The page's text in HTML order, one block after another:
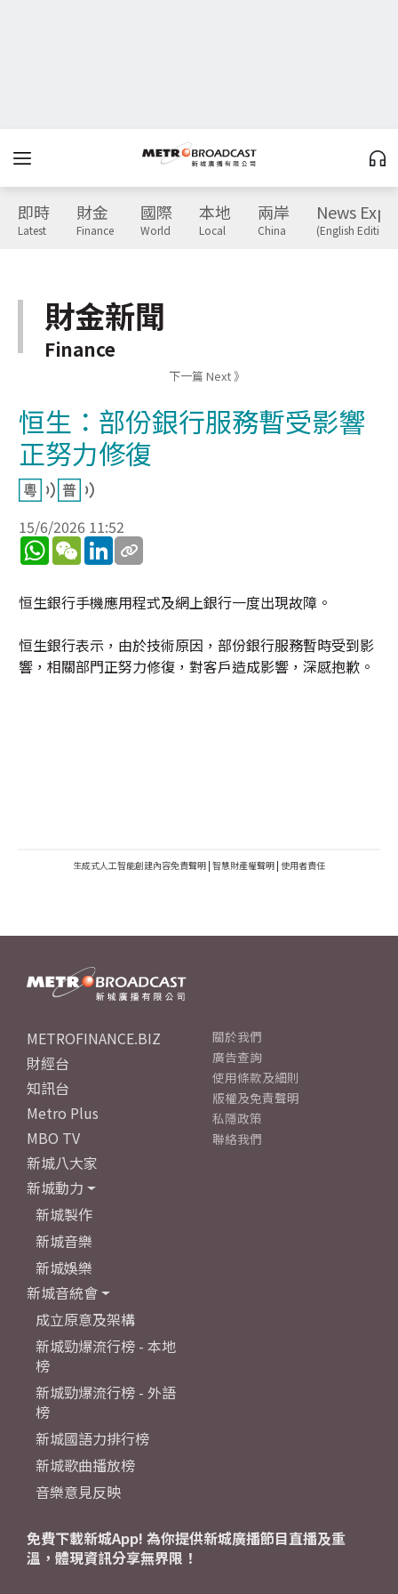
即時
Latest
財金
Finance
國際
World
本地
Local
兩岸
China
News
(English Edition)
財金新聞
Finance
下一篇 Next 》
恒生：部份銀行服務暫受影響
正努力修復
15/6/2026 11:52
WhatsApp
WeChatLinkedIn
恒生銀行手機應用程式及網上銀行一度出現故障。
恒生銀行表示，由於技術原因，部份銀行服務暫時受到影
響，相關部門正努力修復，對客戶造成影響，深感抱歉。
生成式人工智能創建內容免責聲明 | 智慧財產權聲明 | 使用者責任
METROFINANCE.BIZ
財經台
知訊台
Metro Plus
MBO TV
新城八大家
新城動力
新城製作
新城音樂
新城娛樂
新城音統會
成立原意及架構
新城勁爆流行榜 - 本地
榜
新城勁爆流行榜 - 外語
榜
新城國語力排行榜
新城歌曲播放榜
音樂意見反映
關於我們
廣告查詢
使用條款及細則
版權及免責聲明
私隱政策
聯絡我們
免費下載新城App! 為你提供新城廣播節目直播及重
溫，體現資訊分享無界限！